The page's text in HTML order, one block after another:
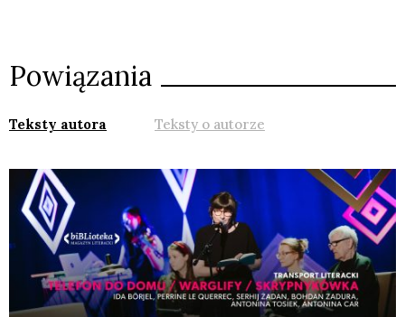
Powiązania
Teksty autora Teksty o autorze